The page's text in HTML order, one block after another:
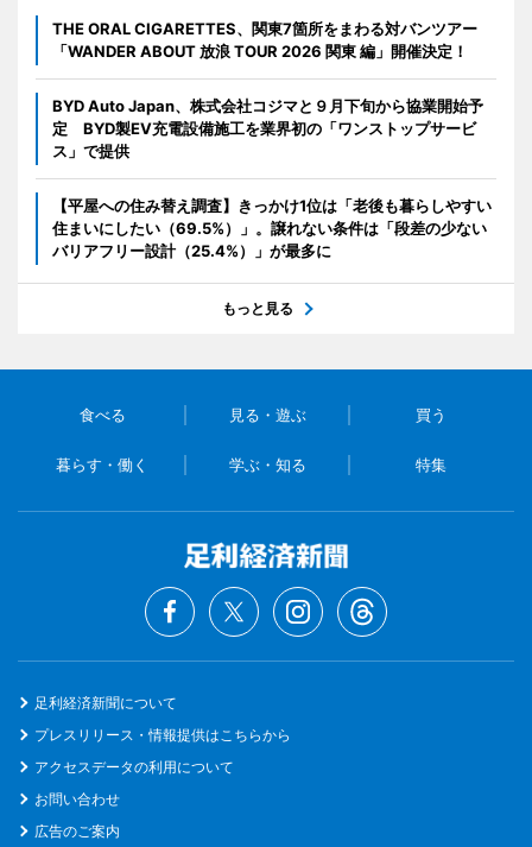
THE ORAL CIGARETTES、関東7箇所をまわる対バンツアー
「WANDER ABOUT 放浪 TOUR 2026 関東 編」開催決定！
BYD Auto Japan、株式会社コジマと９月下旬から協業開始予
定 BYD製EV充電設備施工を業界初の「ワンストップサービ
ス」で提供
【平屋への住み替え調査】きっかけ1位は「老後も暮らしやすい
住まいにしたい（69.5%）」。譲れない条件は「段差の少ない
バリアフリー設計（25.4%）」が最多に
もっと見る
食べる 見る・遊ぶ 買う
暮らす・働く 学ぶ・知る 特集
足利経済新聞について
プレスリリース・情報提供はこちらから
アクセスデータの利用について
お問い合わせ
広告のご案内